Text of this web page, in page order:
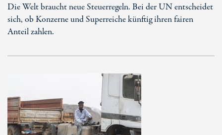
Die Welt braucht neue Steuerregeln. Bei der UN entscheidet
sich, ob Konzerne und Superreiche künftig ihren fairen
Anteil zahlen.